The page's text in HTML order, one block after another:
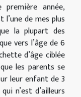
première année,
de mes plus
la plupart des
vers l’âge de 6
d’âge ciblée
les parents se
leur enfant de 3
n’est d’ailleurs